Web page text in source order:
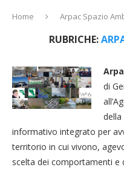
Home Arpac Spazio
RUBRICHE:
di
della
informativo integrato per
territorio in cui vivono,
scelta dei comportamenti e